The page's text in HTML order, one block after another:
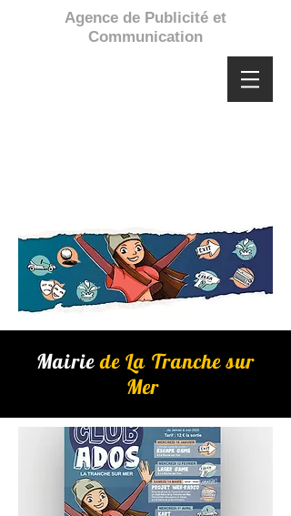
Agence de Publicité et
Communication
Mairiede La Tranche sur
Mer